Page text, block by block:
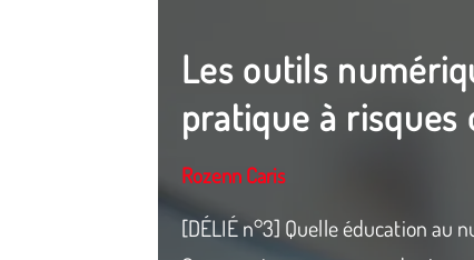
Les outils
pratique à
Rozenn Caris
[DÉLIÉ n°3] Quelle éducation au